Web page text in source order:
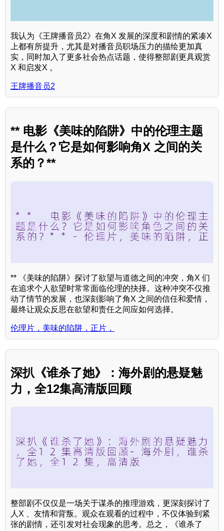
我认为《王牌播音员2》在角X 发展的深度和剧情的紧凑X
上都有所提升，尤其是对播音员职场压力的描绘更加真
实，同时加入了更多社会热点话题，使得整部剧更具观赏
X 和启发X 。
王牌播音员2
** 电影《美味的陷阱》中的伦理主题
是什么？它是如何影响角X 之间的关
系的？**
** 《美味的陷阱》探讨了欲望与道德之间的冲突，角X 们
在追求个人欲望时常常面临伦理的抉择。这种冲突不仅推
动了情节的发展，也深刻影响了角X 之间的信任和爱情，
最终让观众反思在欲望和责任之间应如何选择。
伦理片，美味的陷阱，正片，
深扒《谁杀了她》：海外剧的悬疑魅
力，全12集高清版回顾
整部剧不仅仅是一场关于谋杀的推理游戏，更深刻探讨了
人X 、友情和背叛。观众在观看的过程中，不仅体验到紧
张的剧情，还引发对社会现象的思考。总之，《谁杀了